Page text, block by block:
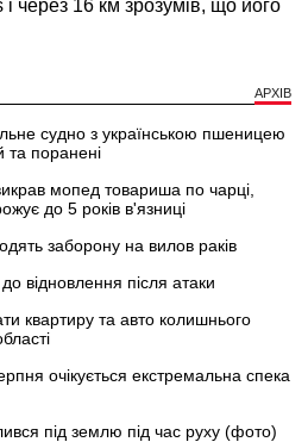
АРХІВ
судно з українською пшеницею
та поранені
мопед товариша по чарці,
до 5 років в'язниці
заборону на вилов раків
відновлення після атаки
квартиру та авто колишнього
очікується екстремальна спека
під землю під час руху (фото)